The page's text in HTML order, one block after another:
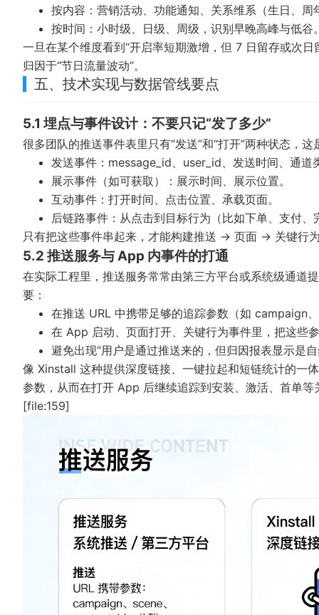
按内容：营销活动、功能通知、关系维系（生日、周
按时间：小时级、日级、周级，识别早晚高峰与低谷
一旦在某个维度看到“开启率短期激增，但 7 日留存或次
归因于“节日流量波动”。
五、技术实现与数据管线要点
5.1 埋点与事件设计：不要只记“发了多少”
很多团队的推送事件表里只有“发送”和“打开”两种状态，
发送事件：message_id、user_id、发送时间、通道
展示事件（如可获取）：展示时间、展示位置。
互动事件：打开时间、点击位置、承载页面。
后链路事件：从点击到目标行为（比如下单、支付
只有把这些事件串起来，才能构建推送 → 页面 → 关键行
5.2 推送服务与 App 内事件的打通
在实际工程里，推送服务常常由第三方平台或系统级通道
要：
在推送 URL 中携带足够的追踪参数（如 campaign
在 App 启动、页面打开、关键行为事件里，把这些
避免出现“用户是通过推送来的，但归因报表显示是
像 Xinstall 这种提供深度链接、一键拉起和短链统计的一
参数，从而在打开 App 后继续追踪到安装、激活、首单
[file:159]